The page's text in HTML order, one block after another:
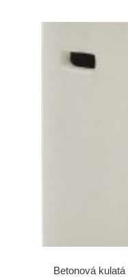
Betonová